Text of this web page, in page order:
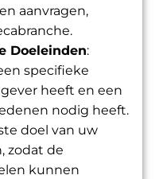
aanvragen,
Doeleinden:
specifieke
heeft en een
nodig heeft.
doel van uw
zodat de
kunnen